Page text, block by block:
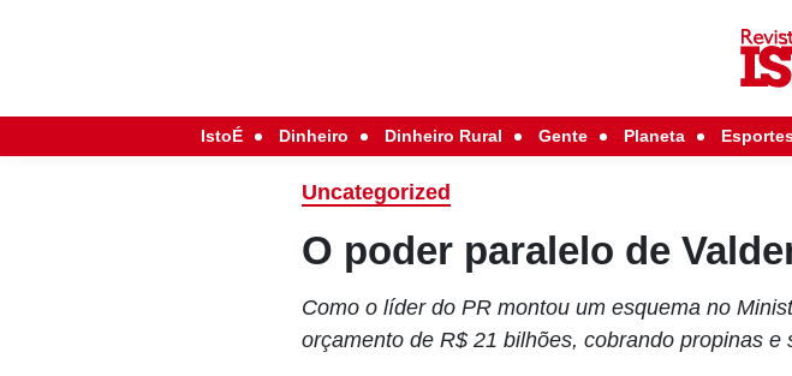
IstoÉ Dinheiro Dinheiro Rural Gente Planeta
Uncategorized
O poder paralelo de
Como o líder do PR montou um esquema no
orçamento de R$ 21 bilhões, cobrando propinas